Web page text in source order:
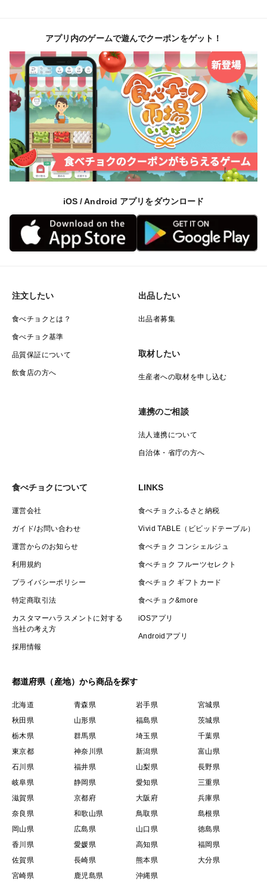
【配送地域について】
一部離島への配送は、クール便がないため
お断りさせて頂く場合がございます。予めご了承くださ
い。
アプリ内のゲームで遊んでクーポンをゲット！
iOS / Android アプリをダウンロード
注文したい
食べチョクとは？
食べチョク基準
品質保証について
飲食店の方へ
出品したい
出品者募集
取材したい
生産者への取材を申し込む
連携のご相談
法人連携について
自治体・省庁の方へ
食べチョクについて
運営会社
ガイド/お問い合わせ
運営からのお知らせ
利用規約
プライバシーポリシー
特定商取引法
カスタマーハラスメントに対する
当社の考え方
採用情報
LINKS
食べチョクふるさと納税
Vivid TABLE（ビビッドテーブル）
食べチョク コンシェルジュ
食べチョク フルーツセレクト
食べチョク ギフトカード
食べチョク&more
iOSアプリ
Androidアプリ
都道府県（産地）から商品を探す
北海道 青森県 岩手県
宮城県
秋田県
山形県 福島県
茨城県
栃木県
群馬県 埼玉県
千葉県
東京都
神奈川県 新潟県
富山県
石川県
福井県 山梨県
長野県
岐阜県
静岡県 愛知県
三重県
滋賀県
京都府 大阪府
兵庫県
奈良県
和歌山県 鳥取県
島根県
岡山県
広島県 山口県
徳島県
香川県
愛媛県 高知県
福岡県
佐賀県
長崎県 熊本県
大分県
宮崎県
鹿児島県 沖縄県